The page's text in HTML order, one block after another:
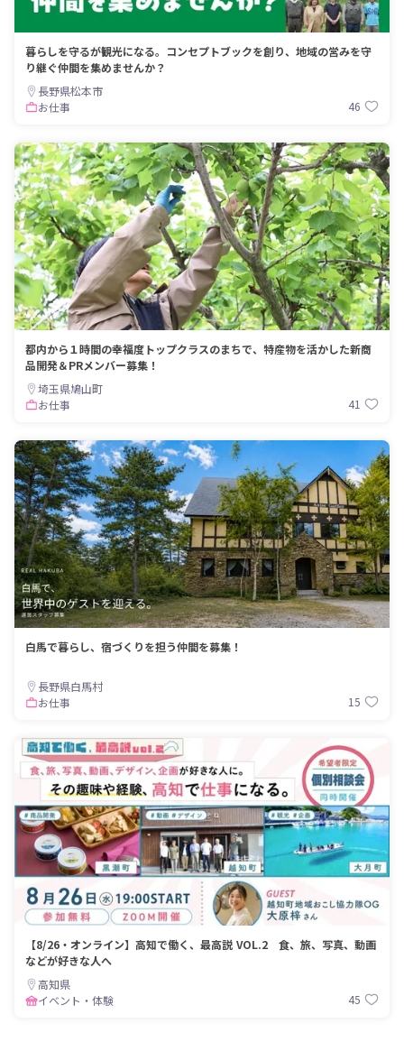
暮らしを守るが観光になる。コンセプトブックを創り、地域の営みを守
り継ぐ仲間を集めませんか？
長野県松本市
お仕事
46
都内から１時間の幸福度トップクラスのまちで、特産物を活かした新商
品開発＆PRメンバー募集！
埼玉県鳩山町
お仕事
41
白馬で暮らし、宿づくりを担う仲間を募集！
長野県白馬村
お仕事
15
【8/26・オンライン】高知で働く、最高説 VOL.2 食、旅、写真、動画
などが好きな人へ
高知県
イベント・体験
45